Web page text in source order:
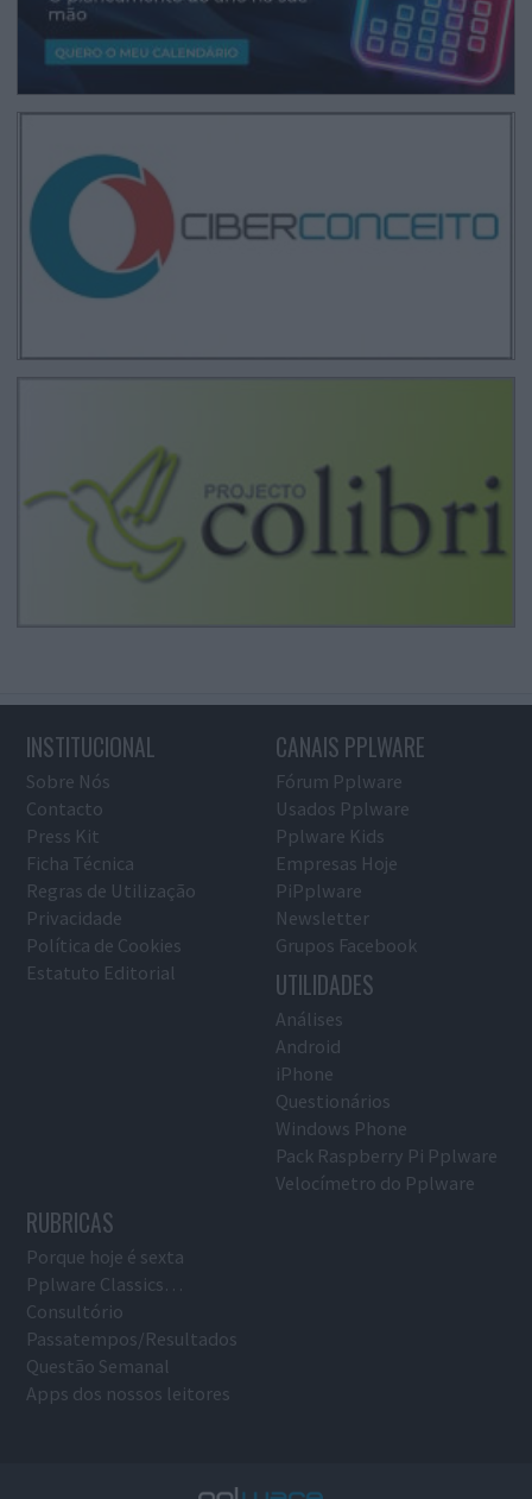
INSTITUCIONAL
Sobre Nós
Contacto
Press Kit
Ficha Técnica
Regras de Utilização
Privacidade
Política de Cookies
Estatuto Editorial
CANAIS PPLWARE
Fórum Pplware
Usados Pplware
Pplware Kids
Empresas Hoje
PiPplware
Newsletter
Grupos Facebook
UTILIDADES
Análises
Android
iPhone
Questionários
Windows Phone
Pack Raspberry Pi Pplware
Velocímetro do Pplware
RUBRICAS
Porque hoje é sexta
Pplware Classics…
Consultório
Passatempos/Resultados
Questão Semanal
Apps dos nossos leitores